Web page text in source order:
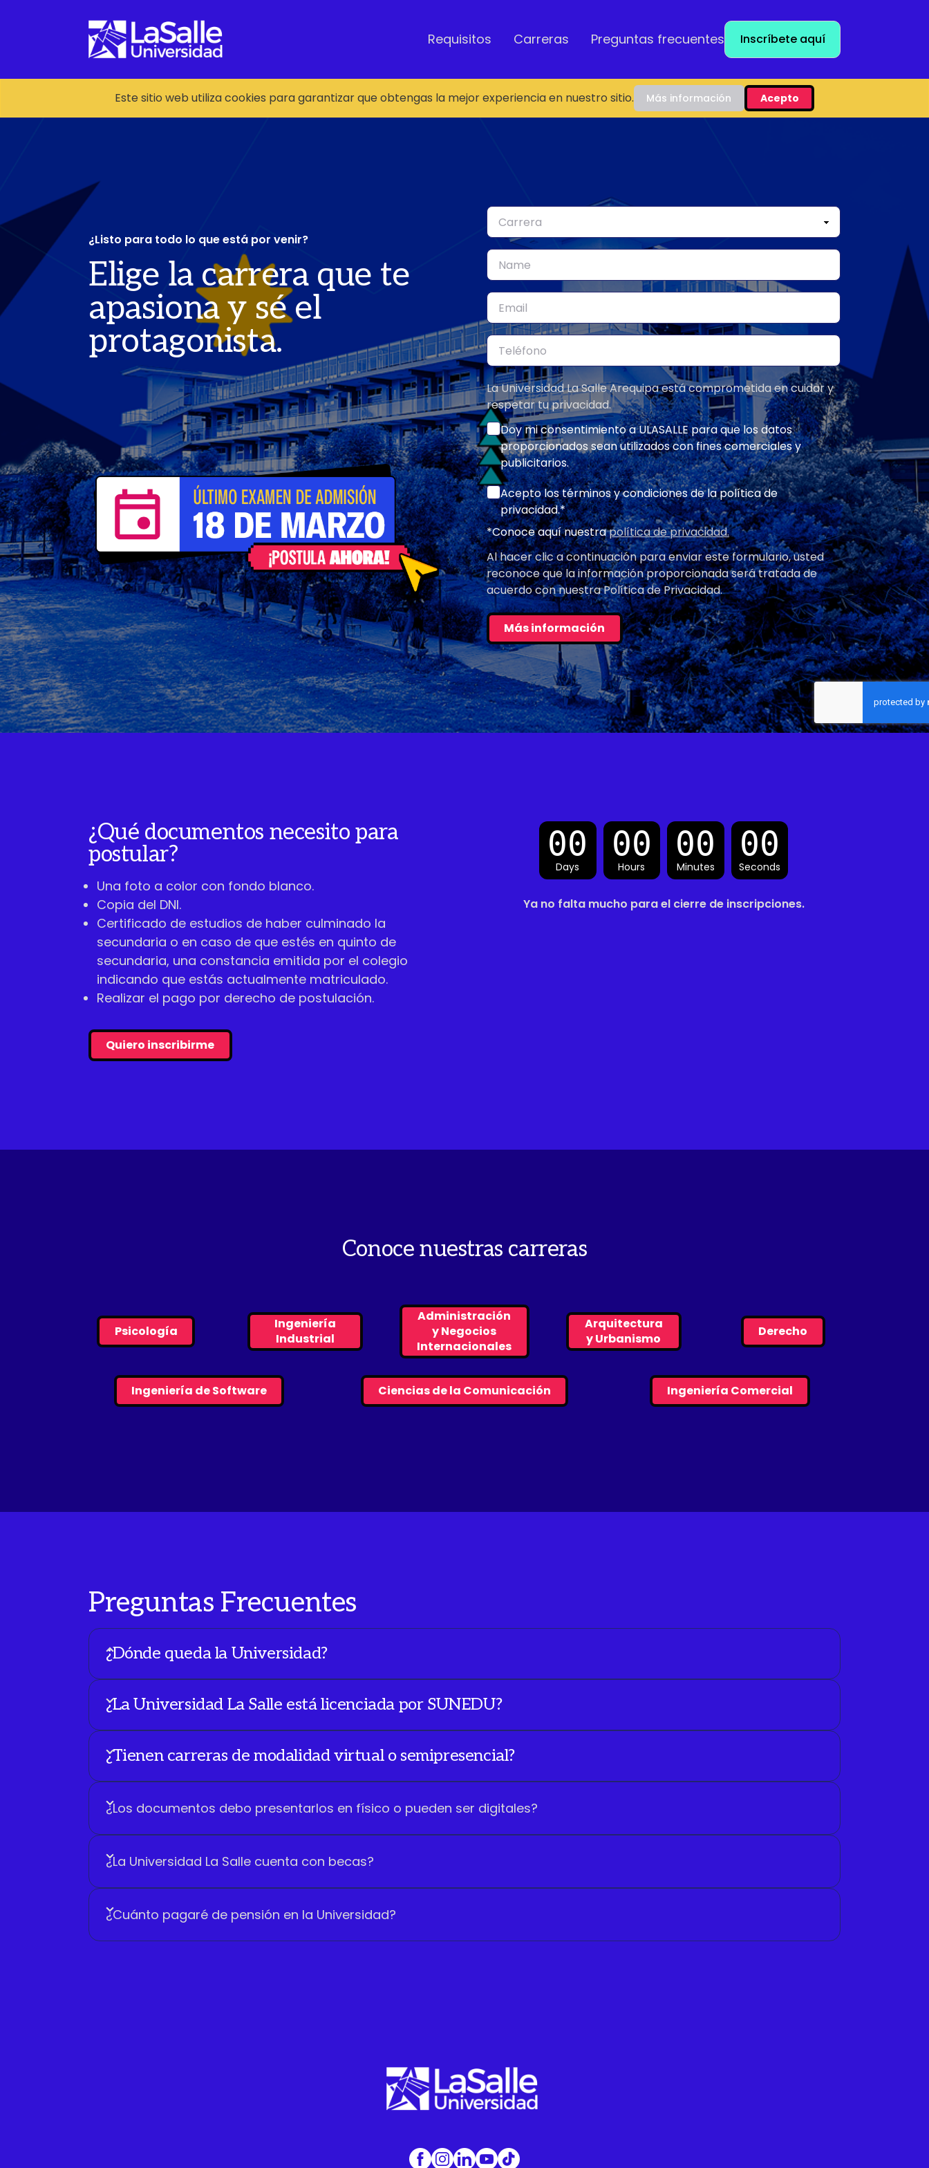
Requisitos Carreras Preguntas frecuentes Inscríbete aquí
Este sitio web utiliza cookies para garantizar que obtengas la mejor experiencia en nuestro sitio. Más información Acepto
¿Listo para todo lo que está por venir?
Elige la carrera que te
apasiona y sé el
protagonista.
La Universidad La Salle Arequipa está comprometida en cuidar y
respetar tu privacidad.
Doy mi consentimiento a ULASALLE para que los datos
proporcionados sean utilizados con fines comerciales y
publicitarios.
Acepto los términos y condiciones de la política de
privacidad.*
*Conoce aquí nuestrapolítica de privacidad.
Al hacer clic a continuación para enviar este formulario, usted
reconoce que la información proporcionada será tratada de
acuerdo con nuestra Política de Privacidad.
Más información
¿Qué documentos necesito para
postular?
Una foto a color con fondo blanco.
Copia del DNI.
Certificado de estudios de haber culminado la
secundaria o en caso de que estés en quinto de
secundaria, una constancia emitida por el colegio
indicando que estás actualmente matriculado.
Realizar el pago por derecho de postulación.
Quiero inscribirme
Days Hours Minutes Seconds
Ya no falta mucho para el cierre de inscripciones.
Conoce nuestras carreras
Psicología
Ingeniería
Industrial
Administración
y Negocios
Internacionales
Arquitectura
y Urbanismo
Derecho
Ingeniería de Software Ciencias de la Comunicación Ingeniería Comercial
Preguntas Frecuentes
¿Dónde queda la Universidad?
¿La Universidad La Salle está licenciada por SUNEDU?
¿Tienen carreras de modalidad virtual o semipresencial?
¿Los documentos debo presentarlos en físico o pueden ser digitales?
¿La Universidad La Salle cuenta con becas?
¿Cuánto pagaré de pensión en la Universidad?